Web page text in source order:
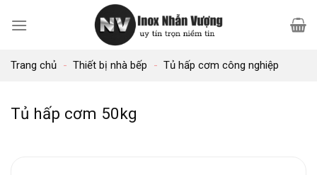
qua
dungTrang chủ - Thiết bị nhà bếp - Tủ hấp cơm công nghiệp
Tủ hấp cơm 50kg